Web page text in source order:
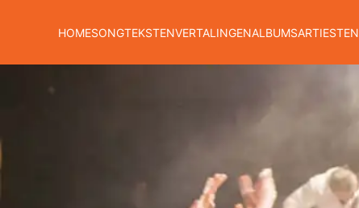
HOMESONGTEKSTENVERTALINGENALBUMSARTIESTEN